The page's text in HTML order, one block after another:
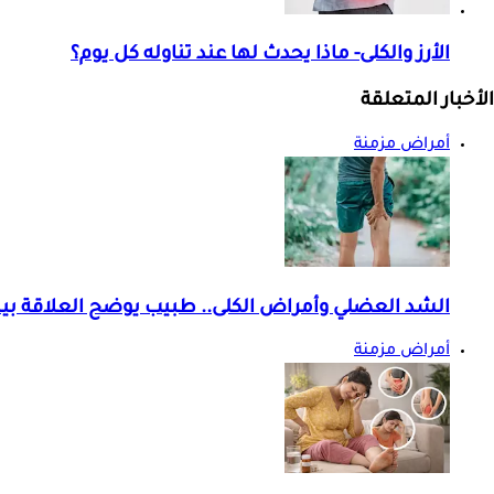
الأرز والكلى- ماذا يحدث لها عند تناوله كل يوم؟
الأخبار المتعلقة
أمراض مزمنة
الشد العضلي وأمراض الكلى.. طبيب يوضح العلاقة
أمراض مزمنة